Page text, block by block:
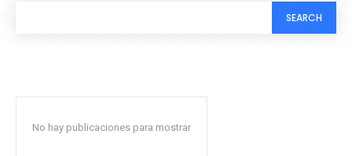
SEARCH
No hay publicaciones para mostrar